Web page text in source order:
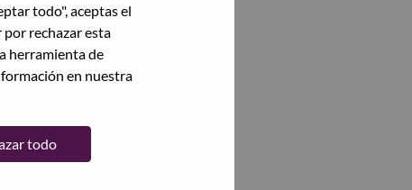
todo", aceptas el
rechazar esta
herramienta de
en nuestra
todo